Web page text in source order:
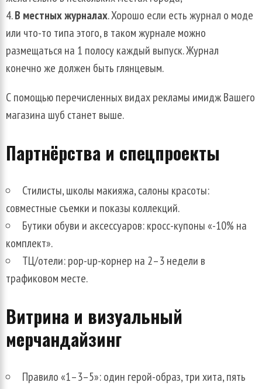
В местных журналах. Хорошо если есть журнал о моде
или что-то типа этого, в таком журнале можно
размещаться на 1 полосу каждый выпуск. Журнал
конечно же должен быть глянцевым.
С помощью перечисленных видах рекламы имидж Вашего
магазина шуб станет выше.
Партнёрства и спецпроекты
Стилисты, школы макияжа, салоны красоты:
совместные съемки и показы коллекций.
Бутики обуви и аксессуаров: кросс-купоны «-10% на
комплект».
ТЦ/отели: pop-up-корнер на 2–3 недели в
трафиковом месте.
Витрина и визуальный
мерчандайзинг
Правило «1–3–5»: один герой-образ, три хита, пять